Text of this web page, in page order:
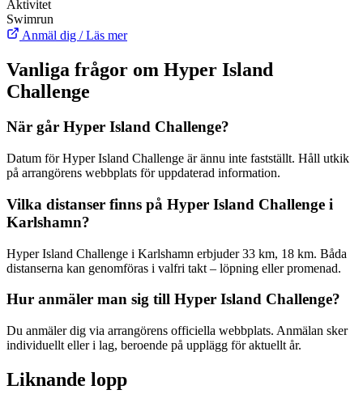
Aktivitet
Swimrun
Anmäl dig / Läs mer
Vanliga frågor om Hyper Island
Challenge
När går Hyper Island Challenge?
Datum för Hyper Island Challenge är ännu inte fastställt. Håll utkik
på arrangörens webbplats för uppdaterad information.
Vilka distanser finns på Hyper Island Challenge i
Karlshamn?
Hyper Island Challenge i Karlshamn erbjuder 33 km, 18 km. Båda
distanserna kan genomföras i valfri takt – löpning eller promenad.
Hur anmäler man sig till Hyper Island Challenge?
Du anmäler dig via arrangörens officiella webbplats. Anmälan sker
individuellt eller i lag, beroende på upplägg för aktuellt år.
Liknande lopp